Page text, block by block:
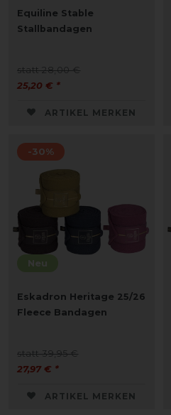
Equiline Stable
Stallbandagen
statt 28,00 €
25,20 € *
ARTIKEL MERKEN
Neu
-30%
Eskadron Heritage 25/26
Fleece Bandagen
statt 39,95 €
27,97 € *
ARTIKEL MERKEN